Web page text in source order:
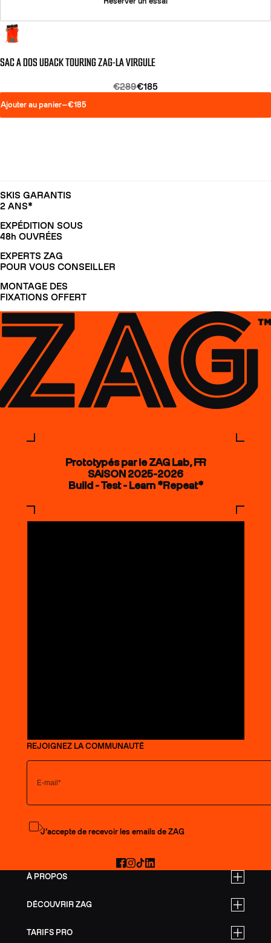
SAC A DOS UBACK TOURING ZAG-LA VIRGULE
€289€185
Ajouter au panier—€185
SKIS GARANTIS
2 ANS*
EXPÉDITION SOUS
48h OUVRÉES
EXPERTS ZAG
POUR VOUS CONSEILLER
MONTAGE DES
FIXATIONS OFFERT
À PROPOS
DÉCOUVRIR ZAG
TARIFS PRO
Prototypés par le ZAG Lab, FR
SAISON 2025-2026
Build - Test - Learn *Repeat*
REJOIGNEZ LA COMMUNAUTÉ
S'abonner à la newsletter
J’accepte de recevoir les emails de ZAG
Facebook
Instagram
TikTokLinkedIn